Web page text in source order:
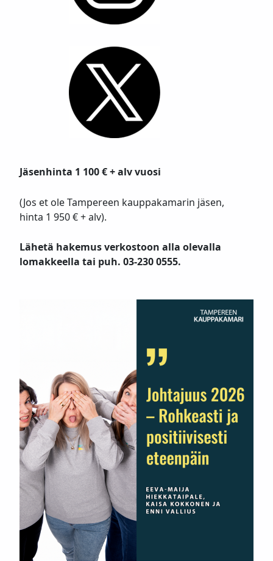
Jäsenhinta 1 100 € + alv vuosi
(Jos et ole Tampereen kauppakamarin jäsen,
hinta 1 950 € + alv).
Lähetä hakemus verkostoon alla olevalla
lomakkeella tai puh. 03-230 0555.